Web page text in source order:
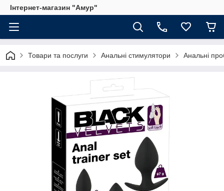
Інтернет-магазин "Амур"
Товари та послуги Анальні стимулятори Анальні